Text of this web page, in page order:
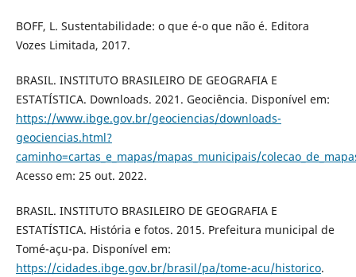
BOFF, L. Sustentabilidade: o que é-o que não é. Editora
Vozes Limitada, 2017.
BRASIL. INSTITUTO BRASILEIRO DE GEOGRAFIA E
ESTATÍSTICA. Downloads. 2021. Geociência. Disponível em:
https://www.ibge.gov.br/geociencias/downloads-
geociencias.html?
caminho=cartas_e_mapas/mapas_municipais/
Acesso em: 25 out. 2022.
BRASIL. INSTITUTO BRASILEIRO DE GEOGRAFIA E
ESTATÍSTICA. História e fotos. 2015. Prefeitura municipal de
Tomé-açu-pa. Disponível em:
https://cidades.ibge.gov.br/brasil/pa/tome-acu/historico.